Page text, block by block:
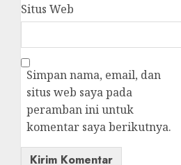
Situs Web
Simpan nama, email, dan
situs web saya pada
peramban ini untuk
komentar saya berikutnya.